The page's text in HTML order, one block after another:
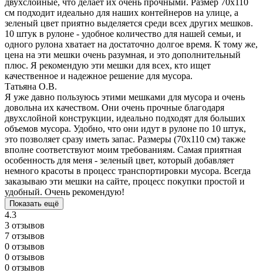
см подходит идеально для наших контейнеров на улице, а
зеленый цвет приятно выделяется среди всех других мешков.
10 штук в рулоне - удобное количество для нашей семьи, и
одного рулона хватает на достаточно долгое время. К тому же,
цена на эти мешки очень разумная, и это дополнительный
плюс. Я рекомендую эти мешки для всех, кто ищет
качественное и надежное решение для мусора.
Татьяна О.В.
Я уже давно пользуюсь этими мешками для мусора и очень
довольна их качеством. Они очень прочные благодаря
двухслойной конструкции, идеально подходят для больших
объемов мусора. Удобно, что они идут в рулоне по 10 штук,
это позволяет сразу иметь запас. Размеры (70х110 см) также
вполне соответствуют моим требованиям. Самая приятная
особенность для меня - зеленый цвет, который добавляет
немного красоты в процесс транспортировки мусора. Всегда
заказываю эти мешки на сайте, процесс покупки простой и
удобный. Очень рекомендую!
Показать ещё
4.3
3 отзывов
7 отзывов
0 отзывов
0 отзывов
0 отзывов